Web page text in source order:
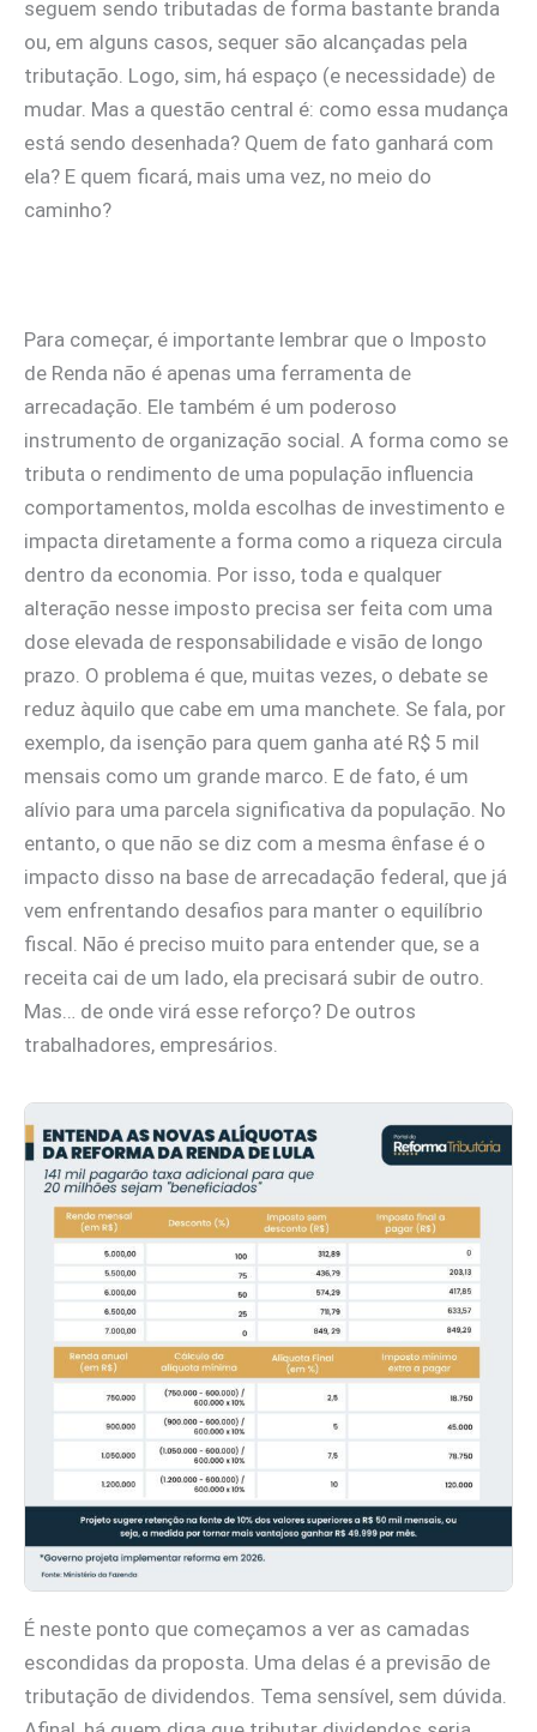
seguem sendo tributadas de forma bastante branda
ou, em alguns casos, sequer são alcançadas pela
tributação. Logo, sim, há espaço (e necessidade) de
mudar. Mas a questão central é: como essa mudança
está sendo desenhada? Quem de fato ganhará com
ela? E quem ficará, mais uma vez, no meio do
caminho?
Para começar, é importante lembrar que o Imposto
de Renda não é apenas uma ferramenta de
arrecadação. Ele também é um poderoso
instrumento de organização social. A forma como se
tributa o rendimento de uma população influencia
comportamentos, molda escolhas de investimento e
impacta diretamente a forma como a riqueza circula
dentro da economia. Por isso, toda e qualquer
alteração nesse imposto precisa ser feita com uma
dose elevada de responsabilidade e visão de longo
prazo. O problema é que, muitas vezes, o debate se
reduz àquilo que cabe em uma manchete. Se fala, por
exemplo, da isenção para quem ganha até R$ 5 mil
mensais como um grande marco. E de fato, é um
alívio para uma parcela significativa da população. No
entanto, o que não se diz com a mesma ênfase é o
impacto disso na base de arrecadação federal, que já
vem enfrentando desafios para manter o equilíbrio
fiscal. Não é preciso muito para entender que, se a
receita cai de um lado, ela precisará subir de outro.
Mas… de onde virá esse reforço? De outros
trabalhadores, empresários.
É neste ponto que começamos a ver as camadas
escondidas da proposta. Uma delas é a previsão de
tributação de dividendos. Tema sensível, sem dúvida.